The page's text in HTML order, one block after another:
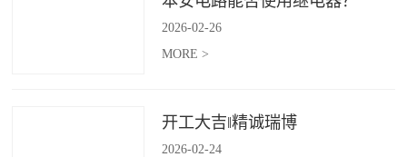
2026-02-26
MORE >
开工大吉‖精诚瑞博
2026-02-24